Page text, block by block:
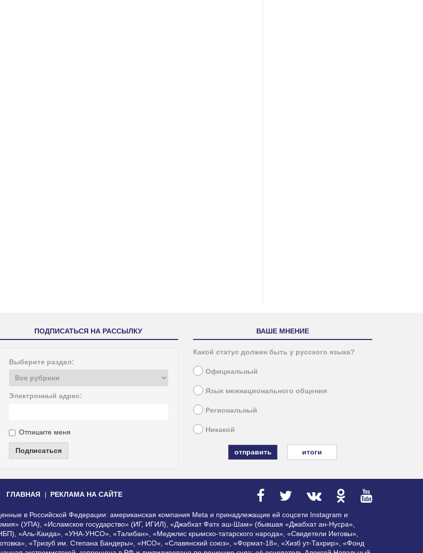
ПОДПИСАТЬСЯ НА РАССЫЛКУ
Выберите раздел:
Электронный адрес:
Отпишите меня
Подписаться
ВАШЕ МНЕНИЕ
Какой статус должен быть у русского языка?
Официальный
Язык межнационального общения
Региональный
Никакой
итоги
ГЛАВНАЯ РЕКЛАМА НА САЙТЕ
в Российской Федерации: американская компания Meta и принадлежащие ей соцсети Instagram и
(УПА), «Исламское государство» (ИГ, ИГИЛ), «Джабхат Фатх аш-Шам» (бывшая «Джабхат ан-Нусра»,
«Аль-Каида», «УНА-УНСО», «Талибан», «Меджлис крымско-татарского народа», «Свидетели Иеговы»,
«Тризуб им. Степана Бандеры», «НСО», «Славянский союз», «Формат-18», «Хизб ут-Тахрир», «Фонд